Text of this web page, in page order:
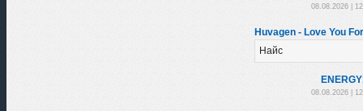
08.08.2026 |
Huvagen - Love You
Найс
08.08.2026 |